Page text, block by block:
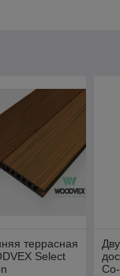
террасная
Select